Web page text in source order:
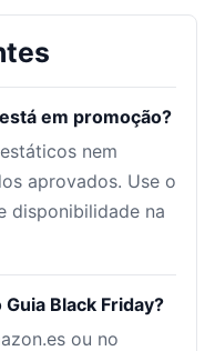
em promoção?
nem
aprovados. Use o
disponibilidade na
Black Friday?
ou no